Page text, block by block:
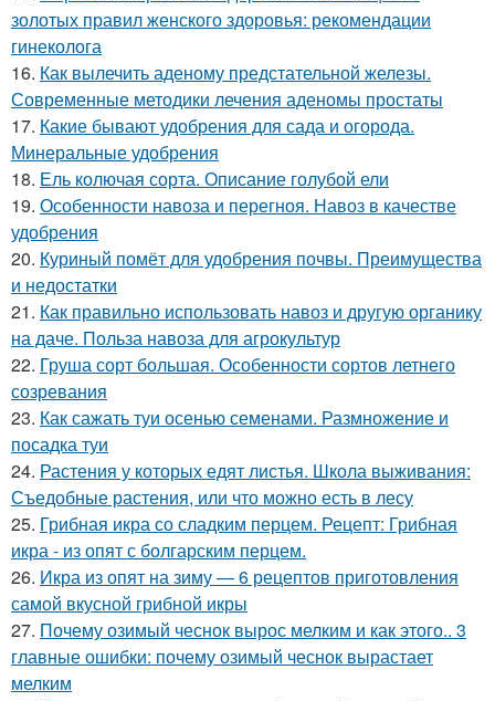
золотых правил женского здоровья: рекомендации
гинеколога
16. Как вылечить аденому предстательной железы.
Современные методики лечения аденомы простаты
17. Какие бывают удобрения для сада и огорода.
Минеральные удобрения
18. Ель колючая сорта. Описание голубой ели
19. Особенности навоза и перегноя. Навоз в качестве
удобрения
20. Куриный помёт для удобрения почвы. Преимущества
и недостатки
21. Как правильно использовать навоз и другую органику
на даче. Польза навоза для агрокультур
22. Груша сорт большая. Особенности сортов летнего
созревания
23. Как сажать туи осенью семенами. Размножение и
посадка туи
24. Растения у которых едят листья. Школа выживания:
Съедобные растения, или что можно есть в лесу
25. Грибная икра со сладким перцем. Рецепт: Грибная
икра - из опят с болгарским перцем.
26. Икра из опят на зиму — 6 рецептов приготовления
самой вкусной грибной икры
27. Почему озимый чеснок вырос мелким и как этого.. 3
главные ошибки: почему озимый чеснок вырастает
мелким